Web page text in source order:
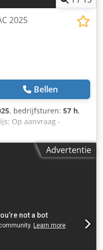
2025
Bellen
, bedrijfsturen: 57 h,
Op aanvraag -
Ja - CE
aanwezig: Ja -
57 - Zaagrichting:
[kW]: 30.0 - Max.
[mm]: 6000 -
voor
mogelijk van alles in
Advertentie